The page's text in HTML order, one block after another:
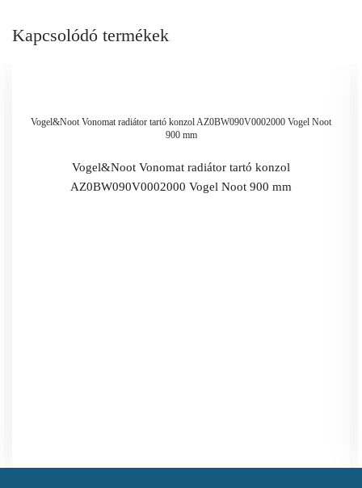
Kapcsolódó termékek
Vogel&Noot Vonomat radiátor tartó konzol AZ0BW090V0002000 Vogel Noot
900 mm
Vogel&Noot Vonomat radiátor tartó konzol
AZ0BW090V0002000 Vogel Noot 900 mm